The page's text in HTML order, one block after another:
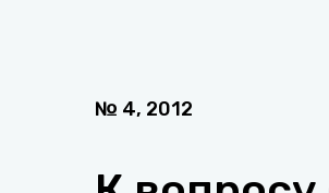
№ 4, 2012